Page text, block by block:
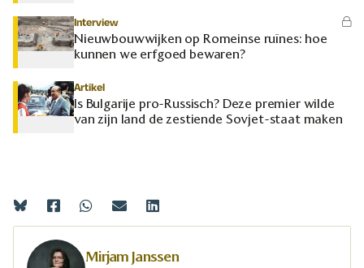
Interview
Nieuwbouwwijken op Romeinse ruïnes: hoe
kunnen we erfgoed bewaren?
Artikel
Is Bulgarije pro-Russisch? Deze premier wilde
van zijn land de zestiende Sovjet-staat maken
Mirjam Janssen